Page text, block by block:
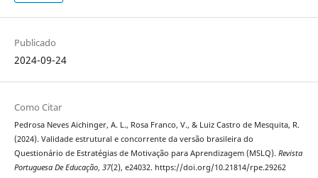
Publicado
2024-09-24
Como Citar
Pedrosa Neves Aichinger, A. L., Rosa Franco, V., & Luiz Castro de Mesquita, R.
(2024). Validade estrutural e concorrente da versão brasileira do
Questionário de Estratégias de Motivação para Aprendizagem (MSLQ). Revista
Portuguesa De Educação, 37(2), e24032. https://doi.org/10.21814/rpe.29262